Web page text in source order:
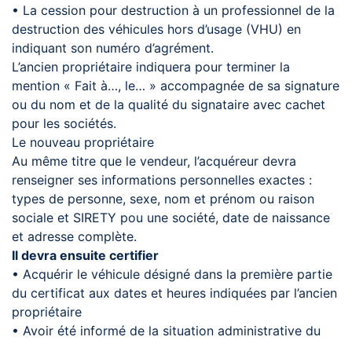
• La cession pour destruction à un professionnel de la
destruction des véhicules hors d’usage (VHU) en
indiquant son numéro d’agrément.
L’ancien propriétaire indiquera pour terminer la
mention « Fait à…, le… » accompagnée de sa signature
ou du nom et de la qualité du signataire avec cachet
pour les sociétés.
Le nouveau propriétaire
Au même titre que le vendeur, l’acquéreur devra
renseigner ses informations personnelles exactes :
types de personne, sexe, nom et prénom ou raison
sociale et SIRETY pou une société, date de naissance
et adresse complète.
Il devra ensuite certifier
• Acquérir le véhicule désigné dans la première partie
du certificat aux dates et heures indiquées par l’ancien
propriétaire
• Avoir été informé de la situation administrative du